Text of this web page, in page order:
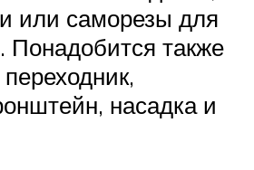
или саморезы для
Понадобится также
насадка и